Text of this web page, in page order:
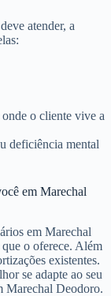
atender, a
o cliente vive a
deficiência mental
em Marechal
em Marechal
o oferece. Além
existentes.
se adapte ao seu
Marechal Deodoro.